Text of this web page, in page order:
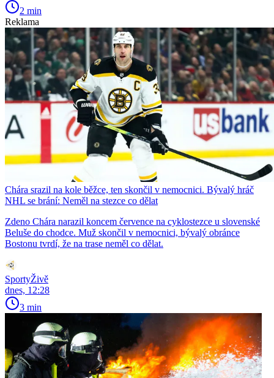
2 min
Reklama
Chára srazil na kole běžce, ten skončil v nemocnici. Bývalý hráč
NHL se brání: Neměl na stezce co dělat
Zdeno Chára narazil koncem července na cyklostezce u slovenské
Beluše do chodce. Muž skončil v nemocnici, bývalý obránce
Bostonu tvrdí, že na trase neměl co dělat.
SportyŽivě
dnes, 12:28
3 min